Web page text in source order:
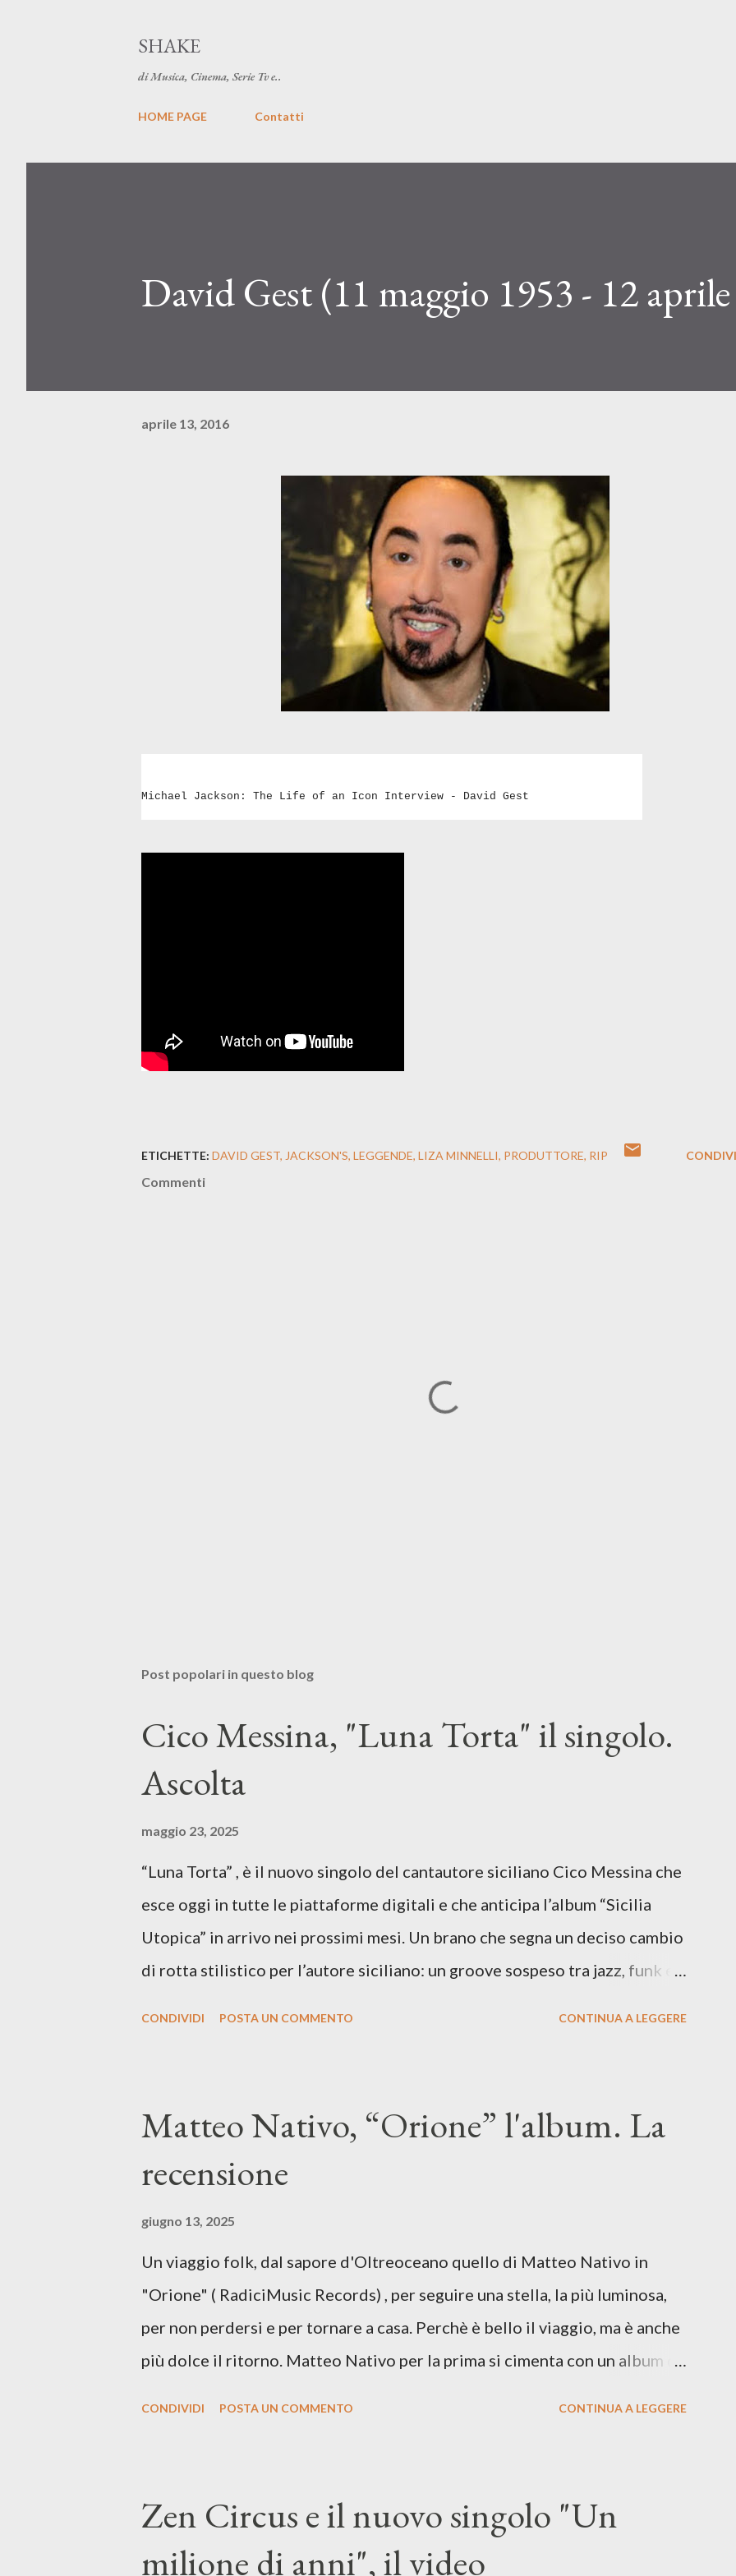
SHAKE
di Musica, Cinema, Serie Tv e..
HOME PAGE Contatti
David Gest (11 maggio 1953 - 12
aprile 13, 2016
Michael Jackson: The Life of an Icon Interview - David Gest
ETICHETTE: DAVID GEST JACKSON'S LEGGENDE LIZA MINNELLI PRODUTTORE RIP
Commenti
Post popolari in questo blog
Cico Messina, "Luna Torta" il singolo.
Ascolta
maggio 23, 2025
“Luna Torta” , è il nuovo singolo del cantautore siciliano Cico Messina che
esce oggi in tutte le piattaforme digitali e che anticipa l’album “Sicilia
Utopica” in arrivo nei prossimi mesi. Un brano che segna un deciso cambio
di rotta stilistico per l’autore siciliano: un groove sospeso tra jazz, funk e
segnato da guerre, disorientamento e tensioni globali. La canzone
racconta la difficoltà di creare, e perfino di esistere, sotto il peso della
vivere e nel suonare, nel trovare respiro anche quando l’aria sembra farsi
più densa. Il brano è anche una dichiarazione d’intenti: Cico Messina apre
il suo nuovo percorso artistico con una composizi...
CONDIVIDI POSTA UN COMMENTO CONTINUA A LEGGERE
Matteo Nativo, “Orione” l'album. La
recensione
giugno 13, 2025
Un viaggio folk, dal sapore d'Oltreoceano quello di Matteo Nativo in
"Orione" ( RadiciMusic Records) , per seguire una stella, la più luminosa,
per non perdersi e per tornare a casa. Perchè è bello il viaggio, ma è anche
più dolce il ritorno. Matteo Nativo per la prima si cimenta con un album di
voce della cantautrice Silvia Conti. Perdersi. Dicevamo. Ed è da qui che il
nostro inizia questo concept musicale, con " Che ora è" , raccontando la
CONDIVIDI POSTA UN COMMENTO CONTINUA A LEGGERE
Zen Circus e il nuovo singolo "Un
milione di anni", il video